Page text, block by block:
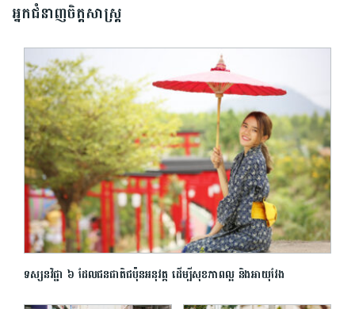
អ្នកជំនាញចិត្តសាស្រ្ត
ទស្សនវិជ្ជា ៦ ដែលជនជាតិជប៉ុនអនុវត្ត ដើម្បីសុខភាពល្អ និងអាយុវែង